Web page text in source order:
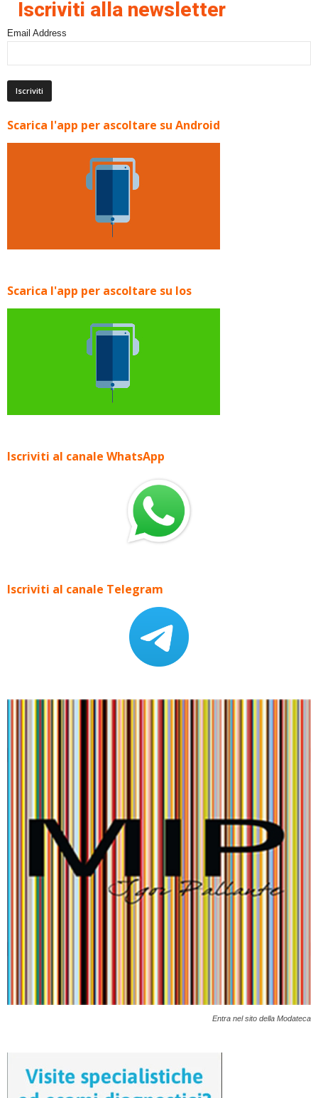
Iscriviti alla newsletter
Email Address
Scarica l'app per ascoltare su Android
Scarica l'app per ascoltare su Ios
Iscriviti al canale WhatsApp
Iscriviti al canale Telegram
Entra nel sito della Modateca